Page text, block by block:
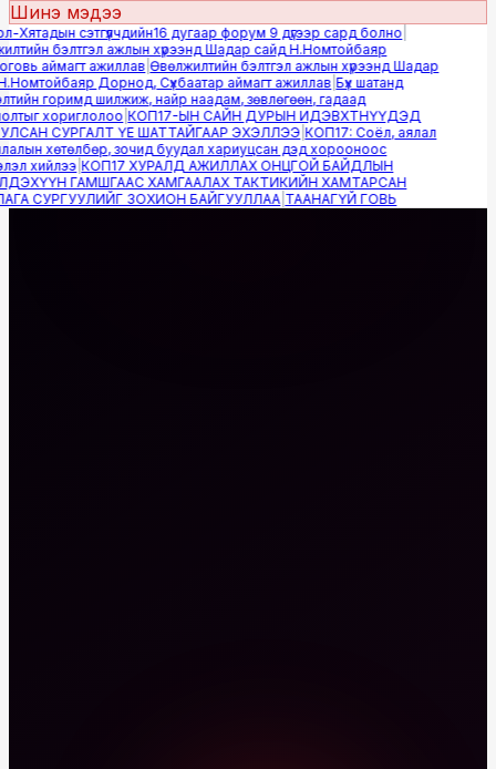
Шинэ мэдээ
сэтгүүлчдийн16 дугаар форум 9 дүгээр сард болно|
бэлтгэл ажлын хүрээнд Шадар сайд Н.Номтойбаяр
аймагт ажиллав|Өвөлжилтийн бэлтгэл ажлын хүрээнд Шадар
Дорнод, Сүхбаатар аймагт ажиллав|Бүх шатанд
горимд шилжиж, найр наадам, зөвлөгөөн, гадаад
хориглолоо|КОП17-ЫН САЙН ДУРЫН ИДЭВХТНҮҮДЭД
СУРГАЛТ ҮЕ ШАТТАЙГААР ЭХЭЛЛЭЭ|КОП17: Соёл, аялал
хөтөлбөр, зочид буудал хариуцсан дэд хорооноос
хийлээ|КОП17 ХУРАЛД АЖИЛЛАХ ОНЦГОЙ БАЙДЛЫН
ГАМШГААС ХАМГААЛАХ ТАКТИКИЙН ХАМТАРСАН
СУРГУУЛИЙГ ЗОХИОН БАЙГУУЛЛАА|ТААНАГҮЙ ГОВЬ